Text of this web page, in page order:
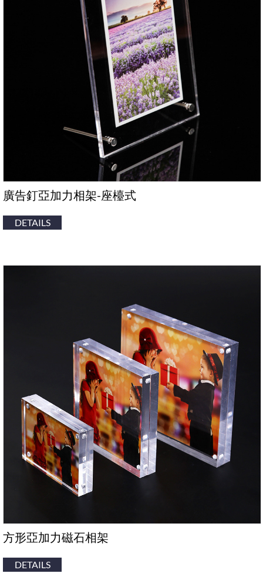
廣告釘亞加力相架-座檯式
DETAILS
方形亞加力磁石相架
DETAILS